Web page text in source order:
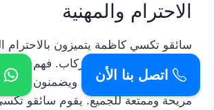
الاحترام والمهنية
سائقو تكسي كاظمة يتميزون بالاحترام
في التعامل مع جميع الركاب. فهم
واحترام تام مع الركاب، ويضمنون أن
مريحة وممتعة للجميع. يقوم سائقو
اتصل بنا الأن